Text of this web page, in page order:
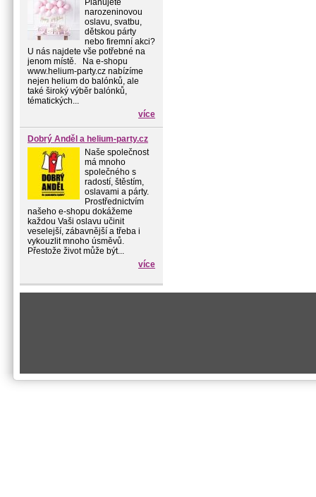
Plánujete
narozeninovou
oslavu, svatbu,
dětskou párty
nebo firemní akci?
U nás najdete vše potřebné na
jenom místě. Na e-shopu
www.helium-party.cz nabízíme
nejen helium do balónků, ale
také široký výběr balónků,
tématických...
více
Dobrý Anděl a helium-party.cz
Naše společnost
má mnoho
společného s
radostí, štěstím,
oslavami a párty.
Prostřednictvím
našeho e-shopu dokážeme
každou Vaši oslavu učinit
veselejší, zábavnější a třeba i
vykouzlit mnoho úsměvů.
Přestože život může být...
více